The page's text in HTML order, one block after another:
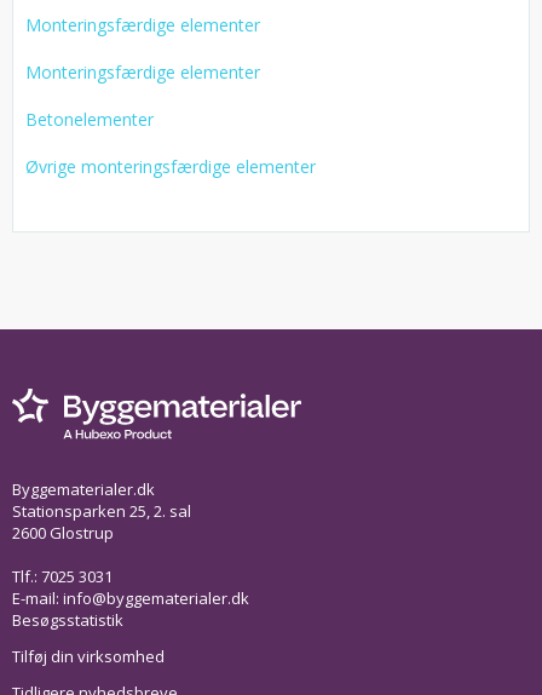
Monteringsfærdige elementer
Monteringsfærdige elementer
Betonelementer
Øvrige monteringsfærdige elementer
Byggematerialer.dk
Stationsparken 25, 2. sal
2600 Glostrup
Tlf.: 7025 3031
E-mail: info@byggematerialer.dk
Besøgsstatistik
Tilføj din virksomhed